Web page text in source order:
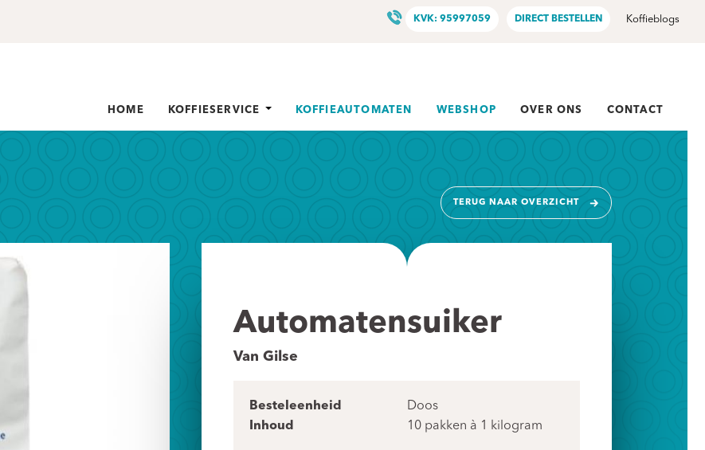
KVK: 95997059 DIRECT BESTELLEN Koffieblogs
HOME KOFFIESERVICE KOFFIEAUTOMATEN WEBSHOP OVER ONS CONTACT
TERUG NAAR OVERZICHT
Automatensuiker
Van Gilse
Besteleenheid
Inhoud
Doos
10 pakken à 1 kilogram